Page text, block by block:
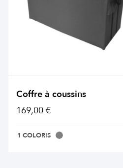
Coffre à coussins
169,00 €
1 COLORIS